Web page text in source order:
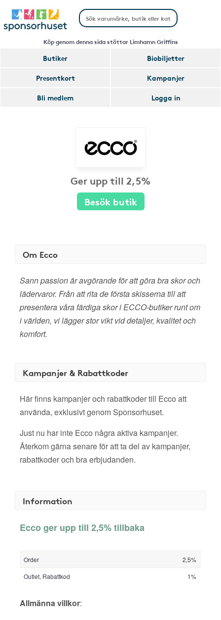
Köp genom denna sida stöttar Limhamn Griffins
Butiker
Biobiljetter
Presentkort
Kampanjer
Bli medlem
Logga in
Ger upp till 2,5%
Besök butik
Om Ecco
Sann passion är avgörande för att göra bra skor och
lädervaror. Från att rita de första skisserna till att
presentera våra färdiga skor i ECCO-butiker runt om
i världen, vi lägger stor vikt vid detaljer, kvalitet och
komfort.
Kampanjer & Rabattkoder
Här finns kampanjer och rabattkoder till Ecco att
använda, exklusivt genom Sponsorhuset.
Just nu har inte Ecco några aktiva kampanjer.
Återkom gärna senare för att ta del av kampanjer,
rabattkoder och bra erbjudanden.
Information
Ecco ger upp till 2,5% tillbaka
Order
2,5%
Outlet, Rabattkod
1%
Allmänna villkor: